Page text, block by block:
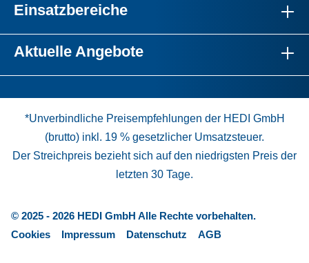
Einsatzbereiche
Aktuelle Angebote
*Unverbindliche Preisempfehlungen der HEDI GmbH
(brutto) inkl. 19 % gesetzlicher Umsatzsteuer.
Der Streichpreis bezieht sich auf den niedrigsten Preis der
letzten 30 Tage.
© 2025 - 2026 HEDI GmbH Alle Rechte vorbehalten.
Cookies
Impressum Datenschutz AGB